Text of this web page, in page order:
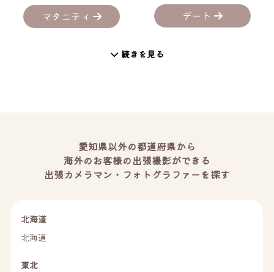
マタニティ デート
続きを見る
愛知県以外の都道府県から
海外のお客様の出張撮影ができる
出張カメラマン・フォトグラファーを探す
北海道
北海道
東北